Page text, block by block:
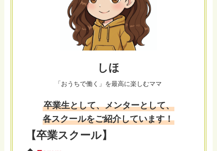
しほ
「おうちで働く」を最高に楽しむママ
卒業生として、メンターとして、
各スクールをご紹介しています！
【卒業スクール】